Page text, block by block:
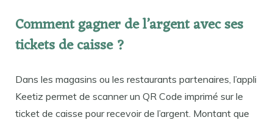
Comment gagner de l’argent avec ses
tickets de caisse ?
Dans les magasins ou les restaurants partenaires, l’appli
Keetiz permet de scanner un QR Code imprimé sur le
ticket de caisse pour recevoir de l’argent. Montant que